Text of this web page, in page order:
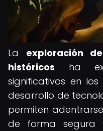
La exploración
históricos ha
significativos en
desarrollo de
permiten
de forma segura